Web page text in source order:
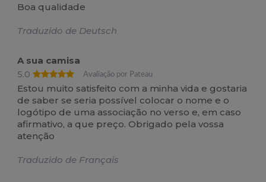
Boa qualidade
Traduzido de Deutsch
A sua camisa
5.0
Avaliação por Pateau
Estou muito satisfeito com a minha vida e gostaria
de saber se seria possível colocar o nome e o
logótipo de uma associação no verso e, em caso
afirmativo, a que preço. Obrigado pela vossa
atenção
Traduzido de Français